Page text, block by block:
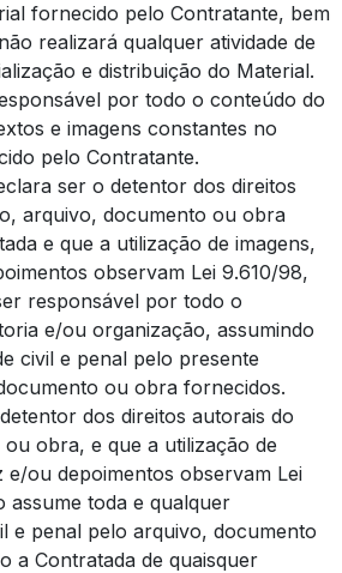
fornecido pelo Contratante, bem
realizará qualquer atividade de
e distribuição do Material.
por todo o conteúdo do
e imagens constantes no
pelo Contratante.
ser o detentor dos direitos
arquivo, documento ou obra
e que a utilização de imagens,
observam Lei 9.610/98,
responsável por todo o
e/ou organização, assumindo
civil e penal pelo presente
ou obra fornecidos.
dos direitos autorais do
obra, e que a utilização de
e/ou depoimentos observam Lei
assume toda e qualquer
e penal pelo arquivo, documento
a Contratada de quaisquer